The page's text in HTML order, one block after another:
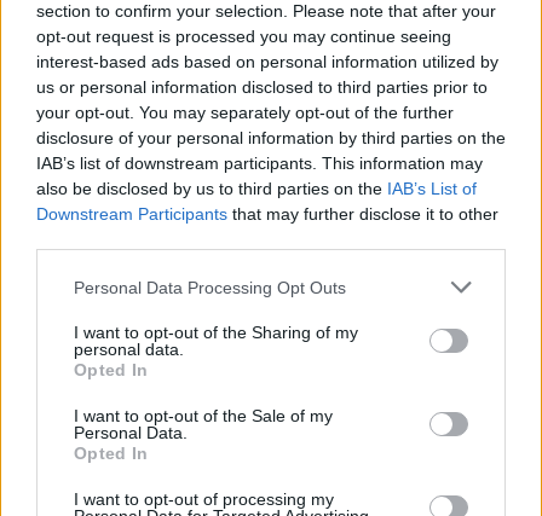
section to confirm your selection. Please note that after your
opt-out request is processed you may continue seeing
interest-based ads based on personal information utilized by
us or personal information disclosed to third parties prior to
your opt-out. You may separately opt-out of the further
disclosure of your personal information by third parties on the
IAB’s list of downstream participants. This information may
also be disclosed by us to third parties on the IAB’s List of
Downstream Participants that may further disclose it to other
Please note that this website/app uses one or more Google
not limited to your visit or usage behaviour. You may click to
grant or deny consent to Google and its third-party tags to
use your data for below specified purposes in below Google
consent section.
Personal Data Processing Opt Outs
I want to opt-out of the Sharing of my
personal data.
Opted In
I want to opt-out of the Sale of my
Personal Data.
Opted In
I want to opt-out of processing my
6. Οι αθέμιτες παρεμβάσεις για το ακίνητο
στη Δρομολαξιά
Το πόρισμα καταγράφει προσπάθειες αθέμιτης
παρέμβασης του Νίκου Αναστασιάδη και του τότε
εκμεταλλευτεί ένα τουρκοκυπριακό ακίνητο-
αρχές μπλόκαραν τη συμφωνία, ο Αναστασιάδης
παρενέβη στον Γενικό Εισαγγελέα ζητώντας να
εταιρείας.
διαχείριση κρατικών εγγράφων μέσω του